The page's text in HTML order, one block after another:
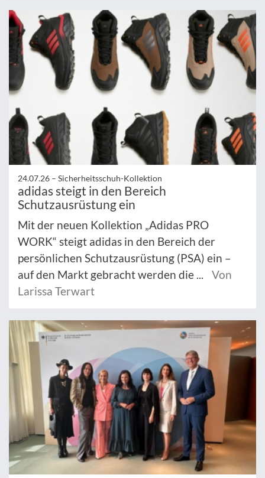
24.07.26 – Sicherheitsschuh-Kollektion
adidas steigt in den Bereich
Schutzausrüstung ein
Mit der neuen Kollektion „Adidas PRO
WORK“ steigt adidas in den Bereich der
persönlichen Schutzausrüstung (PSA) ein –
auf den Markt gebracht werden die ...
Von
Larissa Terwart